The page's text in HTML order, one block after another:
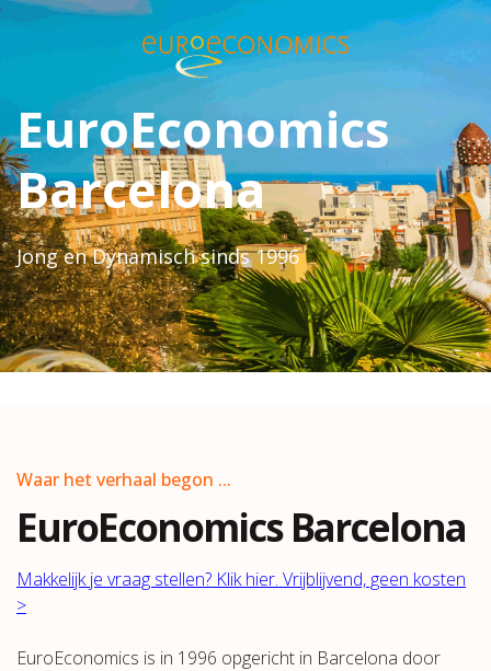
EuroEconomics
Barcelona
Jong en Dynamisch sinds 1996
Waar het verhaal begon ...
EuroEconomics Barcelona
Makkelijk je vraag stellen? Klik hier. Vrijblijvend, geen kosten
>
EuroEconomics is in 1996 opgericht in Barcelona door